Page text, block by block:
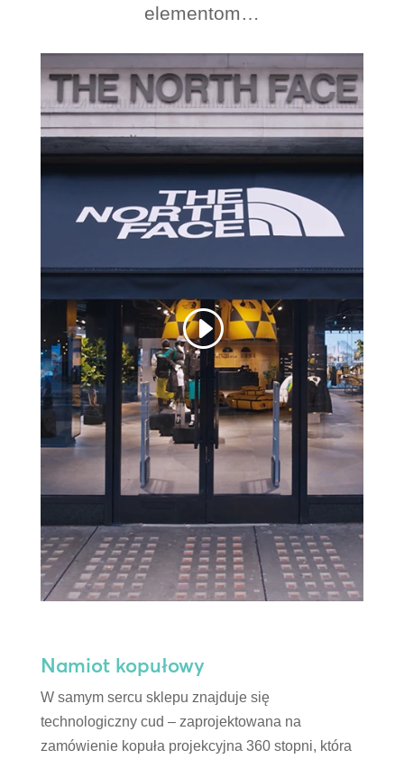
elementom…
Namiot kopułowy
W samym sercu sklepu znajduje się
technologiczny cud – zaprojektowana na
zamówienie kopuła projekcyjna 360 stopni, która